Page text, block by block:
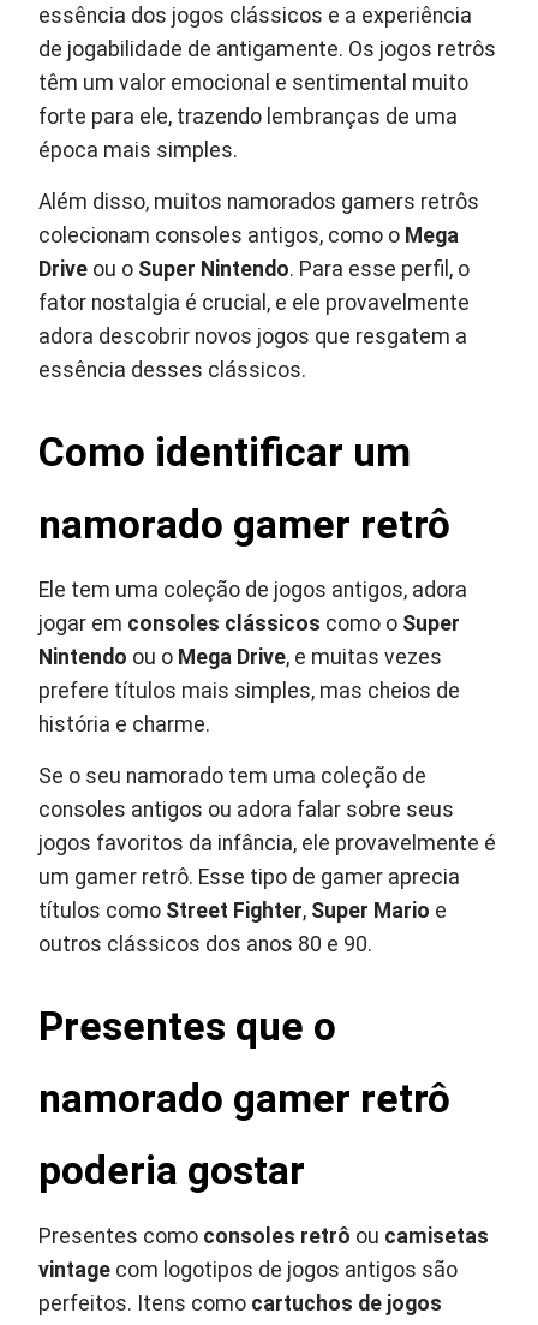
essência dos jogos clássicos e a experiência
de jogabilidade de antigamente. Os jogos retrôs
têm um valor emocional e sentimental muito
forte para ele, trazendo lembranças de uma
época mais simples.
Além disso, muitos namorados gamers retrôs
colecionam consoles antigos, como o Mega
Drive ou o Super Nintendo. Para esse perfil, o
fator nostalgia é crucial, e ele provavelmente
adora descobrir novos jogos que resgatem a
essência desses clássicos.
Como identificar um
namorado gamer retrô
Ele tem uma coleção de jogos antigos, adora
jogar em consoles clássicos como o Super
Nintendo ou o Mega Drive, e muitas vezes
prefere títulos mais simples, mas cheios de
história e charme.
Se o seu namorado tem uma coleção de
consoles antigos ou adora falar sobre seus
jogos favoritos da infância, ele provavelmente é
um gamer retrô. Esse tipo de gamer aprecia
títulos como Street Fighter, Super Mario e
outros clássicos dos anos 80 e 90.
Presentes que o
namorado gamer retrô
poderia gostar
Presentes como consoles retrô ou camisetas
vintage com logotipos de jogos antigos são
perfeitos. Itens como cartuchos de jogos